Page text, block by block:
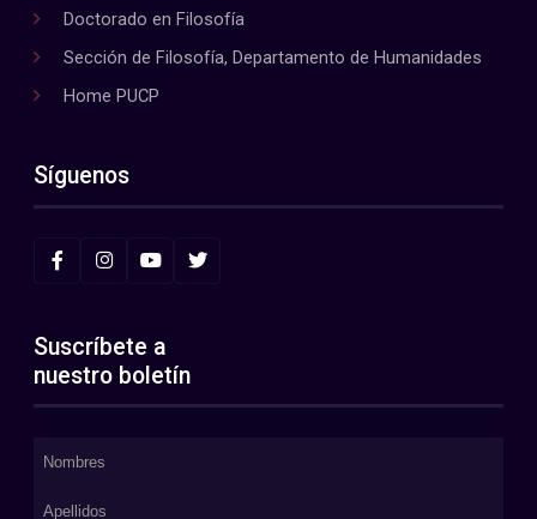
Doctorado en Filosofía
Sección de Filosofía, Departamento de Humanidades
Home PUCP
Síguenos
Suscríbete a
nuestro boletín